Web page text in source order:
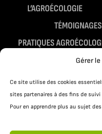
Gérer
Ce site utilise des cookies
sites partenaires à des fins de
Pour en apprendre plus au sujet
L’AGROÉCOLOGIE
PRATIQUES